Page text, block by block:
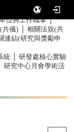
位與工作職掌｜
共儀)
相關法規(共
連結(研究與獎勵申
統
研發處核心實驗
研究中心月會學術活